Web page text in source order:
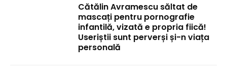
Cătălin Avramescu săltat de
mascați pentru pornografie
infantilă, vizată e propria fiică!
Useriștii sunt perverși și-n viața
personală